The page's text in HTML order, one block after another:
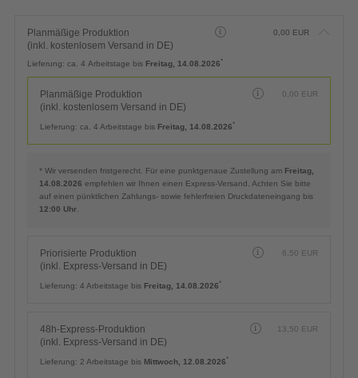
Planmäßige Produktion
(inkl. kostenlosem Versand in DE)
0,00 EUR
Lieferung: ca. 4 Arbeitstage bis Freitag, 14.08.2026*
Planmäßige Produktion
(inkl. kostenlosem Versand in DE)
0,00 EUR
Lieferung: ca. 4 Arbeitstage bis Freitag, 14.08.2026*
* Wir versenden fristgerecht. Für eine punktgenaue Zustellung am Freitag,
14.08.2026 empfehlen wir Ihnen einen Express-Versand. Achten Sie bitte
auf einen pünktlichen Zahlungs- sowie fehlerfreien Druckdateneingang bis
12:00 Uhr
Priorisierte Produktion
(inkl. Express-Versand in DE)
6,50 EUR
Lieferung: 4 Arbeitstage bis Freitag, 14.08.2026*
48h-Express-Produktion
(inkl. Express-Versand in DE)
13,50 EUR
Lieferung: 2 Arbeitstage bis Mittwoch, 12.08.2026*